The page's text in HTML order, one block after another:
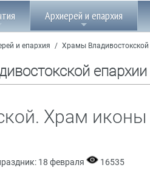
Архиерей и епархия
и епархия / Храмы Владивостокской
епархии
Храм
18 февраля 16535